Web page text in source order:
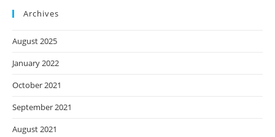
Archives
August 2025
January 2022
October 2021
September 2021
August 2021